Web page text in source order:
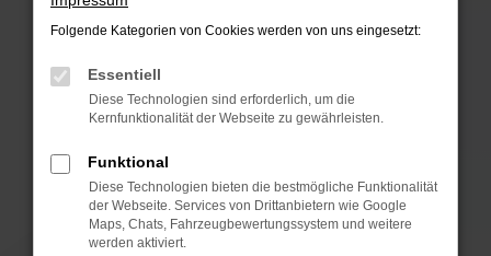
Prüfe deine Browsererweiterungen.
können das Laden bestimmter Seiten
verhindern. Funktioniert die Seite in einem
anderen Browser oder in einem privaten
Fenster?
Starte dein Gerät neu.
Das kann manchmal helfen, vorübergehende
Probleme zu beheben.
Folgende Kategorien von Cookies werden von uns eingesetzt:
Essentiell
Diese Technologien sind erforderlich, um die
Kernfunktionalität der Webseite zu gewährleisten.
Funktional
Diese Technologien bieten die bestmögliche Funktionalität
der Webseite. Services von Drittanbietern wie Google
Maps, Chats, Fahrzeugbewertungssystem und weitere
werden aktiviert.